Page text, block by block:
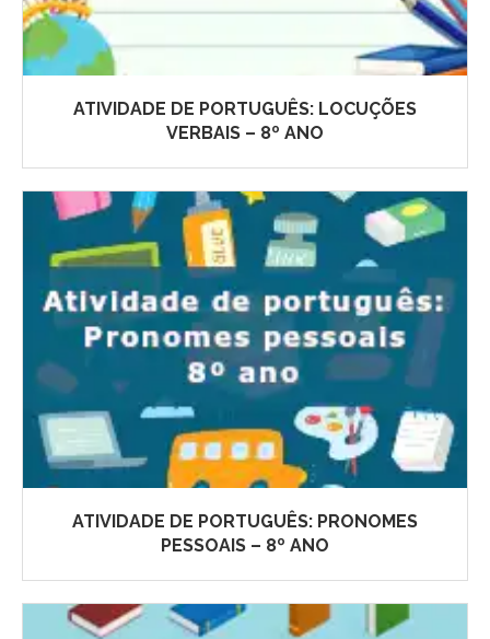
ATIVIDADE DE PORTUGUÊS: LOCUÇÕES
VERBAIS – 8º ANO
ATIVIDADE DE PORTUGUÊS: PRONOMES
PESSOAIS – 8º ANO